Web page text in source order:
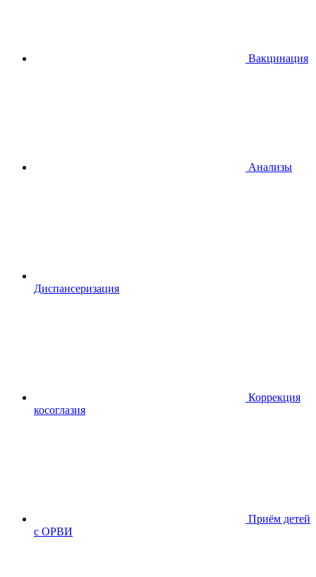
Вакцинация
Анализы
Диспансеризация
Коррекция
косоглазия
Приём детей
с ОРВИ